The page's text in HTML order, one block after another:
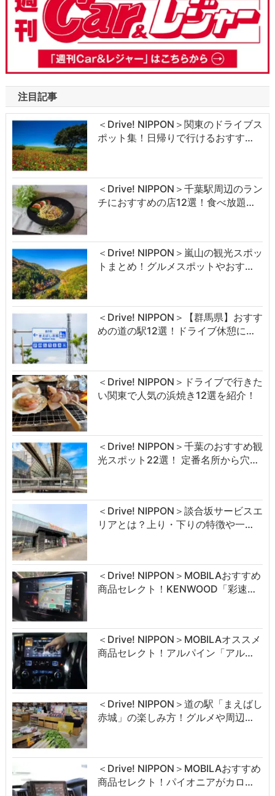
注目記事
＜Drive! NIPPON＞関東のドライブス
ポット集！日帰りで行けるおすす…
＜Drive! NIPPON＞千葉駅周辺のラン
チにおすすめの店12選！食べ放題…
＜Drive! NIPPON＞嵐山の観光スポッ
トまとめ！グルメスポットやおす…
＜Drive! NIPPON＞【群馬県】おすす
めの道の駅12選！ドライブ休憩に…
＜Drive! NIPPON＞ドライブで行きた
い関東で人気の浜焼き12選を紹介！
＜Drive! NIPPON＞千葉のおすすめ観
光スポット22選！ 定番名所から穴…
＜Drive! NIPPON＞談合坂サービスエ
リアとは？上り・下りの特徴や一…
＜Drive! NIPPON＞MOBILAおすすめ
商品セレクト！KENWOOD「彩速…
＜Drive! NIPPON＞MOBILAオススメ
商品セレクト！アルパイン「アル…
＜Drive! NIPPON＞道の駅「まえばし
赤城」の楽しみ方！グルメや周辺…
＜Drive! NIPPON＞MOBILAおすすめ
商品セレクト！パイオニアがカロ…